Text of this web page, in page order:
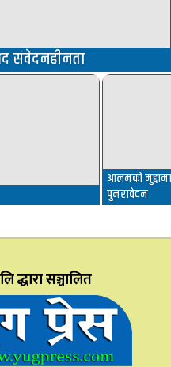
संवेदनहीनता
आलमको
पुनरावेदन
द्धारा सञ्चालित